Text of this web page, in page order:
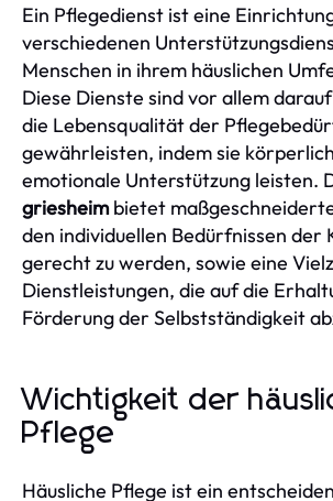
Ein Pflegedienst ist eine
verschiedenen
Menschen in ihrem häuslichen
Diese Dienste sind vor allem
die Lebensqualität der
gewährleisten, indem sie
emotionale Unterstützung leisten.
griesheimbietet
den individuellen Bedürfnissen der
gerecht zu werden, sowie eine
Dienstleistungen, die auf die
Förderung der Selbstständigkeit
Wichtigkeit der
Pflege
Häusliche Pflege ist ein